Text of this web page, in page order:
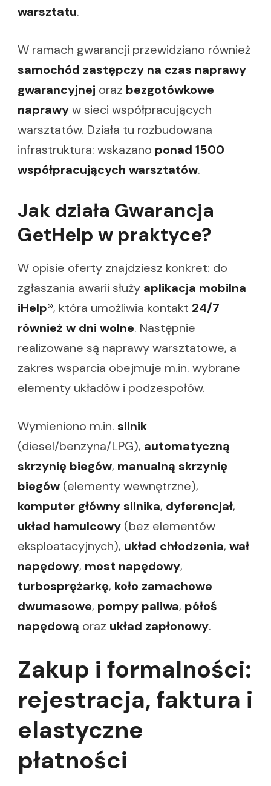
warsztatu.
W ramach gwarancji przewidziano również
samochód zastępczy na czas naprawy
gwarancyjnej oraz bezgotówkowe
naprawyw sieci współpracujących
warsztatów. Działa tu rozbudowana
infrastruktura: wskazano ponad 1500
współpracujących warsztatów.
Jak działa Gwarancja
GetHelp w praktyce?
W opisie oferty znajdziesz konkret: do
zgłaszania awarii służy aplikacja mobilna
iHelp®, która umożliwia kontakt 24/7
również w dni wolne. Następnie
realizowane są naprawy warsztatowe, a
zakres wsparcia obejmuje m.in. wybrane
elementy układów i podzespołów.
Wymieniono m.in. silnik
(diesel/benzyna/LPG), automatyczną
skrzynię biegów, manualną skrzynię
biegów (elementy wewnętrzne),
komputer główny silnika, dyferencjał,
układ hamulcowy (bez elementów
eksploatacyjnych), układ chłodzenia, wał
napędowy, most napędowy,
turbosprężarkę, koło zamachowe
dwumasowe, pompy paliwa, półoś
napędową oraz układ zapłonowy.
Zakup i formalności:
rejestracja, faktura i
elastyczne
płatności